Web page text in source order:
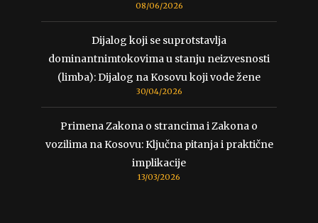
08/06/2026
Dijalog koji se suprotstavlja
dominantnimtokovima u stanju neizvesnosti
(limba): Dijalog na Kosovu koji vode žene
30/04/2026
Primena Zakona o strancima i Zakona o
vozilima na Kosovu: Ključna pitanja i praktične
implikacije
13/03/2026